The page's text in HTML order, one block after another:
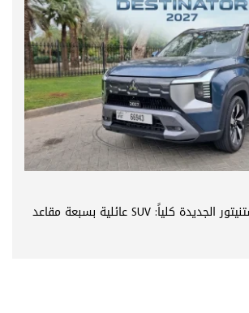
ميتسوبيشي دستنيتور الجديدة كلياً: SUV عائلية بسبعة مقاعد